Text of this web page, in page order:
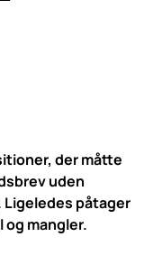
der måtte
uden
påtager
mangler.